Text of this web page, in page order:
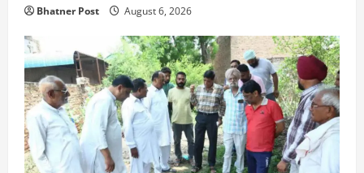
Bhatner Post August 6, 2026